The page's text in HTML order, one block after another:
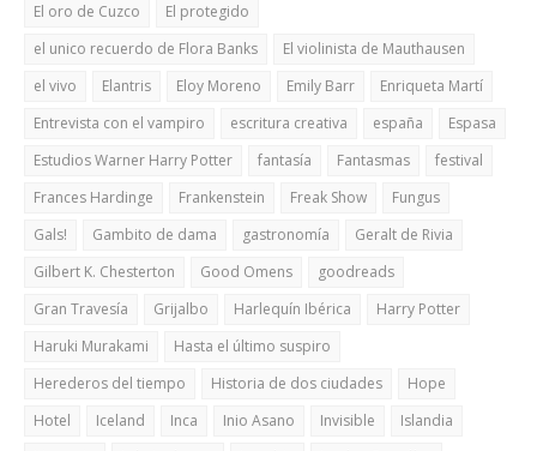
El oro de Cuzco
El protegido
el unico recuerdo de Flora Banks
El violinista de Mauthausen
el vivo
Elantris Eloy Moreno Emily Barr
Enriqueta Martí
Entrevista con el vampiro
escritura creativa españa
Espasa
Estudios Warner Harry Potter
fantasía Fantasmas
festival
Frances Hardinge
Frankenstein Freak Show
Fungus
Gals!
Gambito de dama gastronomía
Geralt de Rivia
Gilbert K. Chesterton
Good Omens
goodreads
Gran Travesía
Grijalbo Harlequín Ibérica
Harry Potter
Haruki Murakami
Hasta el último suspiro
Herederos del tiempo
Historia de dos ciudades
Hope
Hotel
Iceland Inca Inio Asano Invisible
Islandia